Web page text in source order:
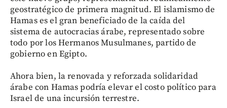
geostratégico de primera magnitud. El islamismo de
Hamas es el gran beneficiado de la caída del
sistema de autocracias árabe, representado sobre
todo por los Hermanos Musulmanes, partido de
gobierno en Egipto.
Ahora bien, la renovada y reforzada solidaridad
árabe con Hamas podría elevar el costo político para
Israel de una incursión terrestre.